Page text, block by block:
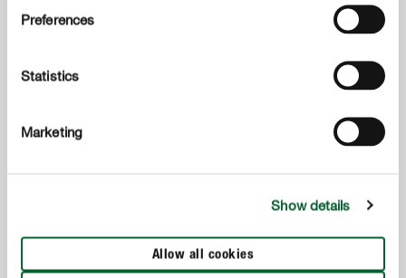
Preferences
Statistics
Marketing
Show details
Allow all cookies
Césped para deportes y juegos